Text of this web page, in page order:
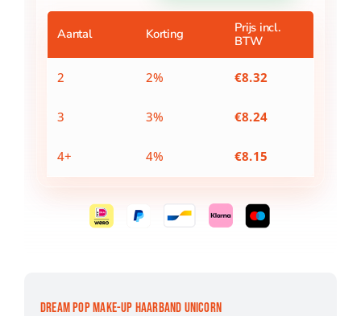
Haarband
Aantal Korting
Prijs incl.
BTW
2 2% €8.32
3 3% €8.24
4+ 4% €8.15
DREAM POP MAKE-UP HAARBAND UNICORN